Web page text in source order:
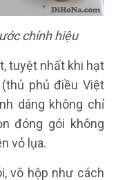
chính hiệu
tuyệt nhất khi hạt
phủ điều Việt
dáng không chỉ
đóng gói không
vỏ lụa.
vô hộp như cách